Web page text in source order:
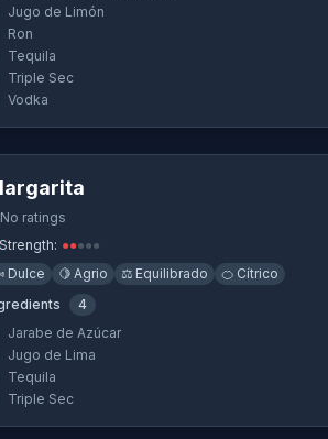
Jugo de Limón
Ron
Tequila
Triple Sec
Vodka
Quick View
No ratings
Strength: ●●●●●
Dulce 🍋 Agrio ⚖️ Equilibrado 🍊 Cítrico
4
Jarabe de Azúcar
Jugo de Lima
Tequila
Triple Sec